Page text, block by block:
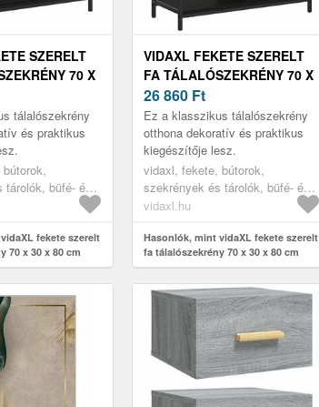
SZERELT
70 X
tálalószekrény
és praktikus
tárolók, büfé- és
fekete szerelt
70 x 30 x 80 cm
VIDAXL FEKETE SZERELT
FA TÁLALÓSZEKRÉNY 70 X
30 X 80 CM
26 860 Ft
Ez a klasszikus tálalószekrény
otthona dekoratív és praktikus
kiegészítője lesz.
vidaxl, fekete, bútorok,
szekrények és tárolók, büfé- és
tálalóasztalok
vidaxl.hu
Hasonlók, mint vidaXL fekete szerelt
fa tálalószekrény 70 x 30 x 80 cm